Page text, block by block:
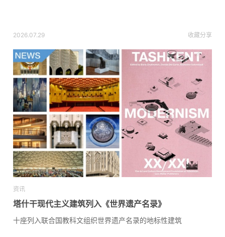
2026.07.29 收藏分享
资讯
塔什干现代主义建筑列入《世界遗产名录》
十座列入联合国教科文组织世界遗产名录的地标性建筑